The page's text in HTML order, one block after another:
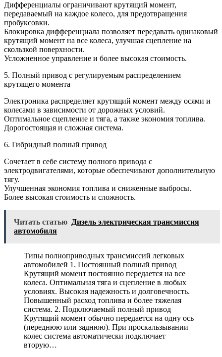
Дифференциалы ограничивают крутящий момент,
передаваемый на каждое колесо, для предотвращения
пробуксовки.
Блокировка дифференциала позволяет передавать одинаковый
крутящий момент на все колеса, улучшая сцепление на
скользкой поверхности.
Усложненное управление и более высокая стоимость.
5. Полный привод с регулируемым распределением
крутящего момента
Электроника распределяет крутящий момент между осями и
колесами в зависимости от дорожных условий.
Оптимальное сцепление и тяга, а также экономия топлива.
Дорогостоящая и сложная система.
6. Гибридный полный привод
Сочетает в себе систему полного привода с
электродвигателями, которые обеспечивают дополнительную
тягу.
Улучшенная экономия топлива и сниженные выбросы.
Более высокая стоимость и сложность.
Читать статью Дизель электрическая трансмиссия
автомобиля
Типы полноприводных трансмиссий легковых
автомобилей 1. Постоянный полный привод
Крутящий момент постоянно передается на все
колеса. Оптимальная тяга и сцепление в любых
условиях. Высокая надежность и долговечность.
Повышенный расход топлива и более тяжелая
система. 2. Подключаемый полный привод
Крутящий момент обычно передается на одну ось
(переднюю или заднюю). При проскальзывании
колес система автоматически подключает
вторую…